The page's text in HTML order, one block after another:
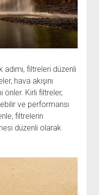
adımı, filtreleri düzenli
hava akışını
önler. Kirli filtreler,
ve performansı
filtrelerin
düzenli olarak